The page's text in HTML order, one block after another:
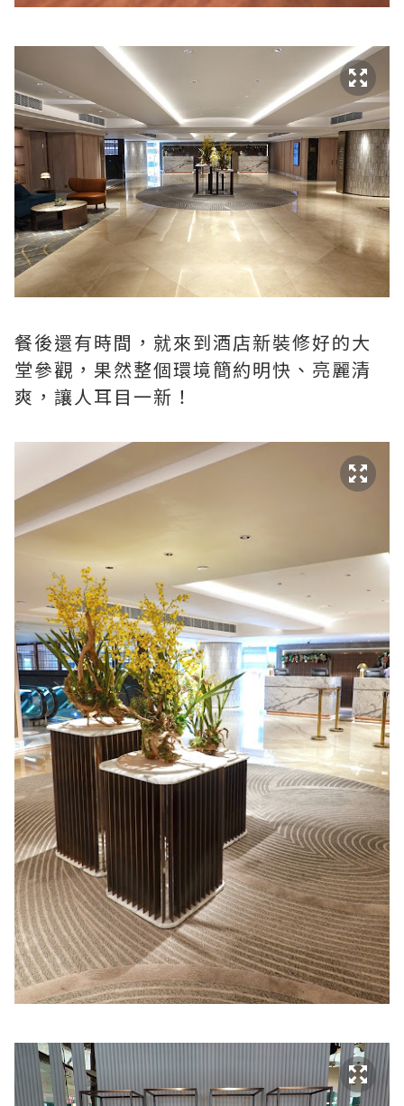
餐後還有時間，就來到酒店新裝修好的大
堂參觀，果然整個環境簡約明快、亮麗清
爽，讓人耳目一新！